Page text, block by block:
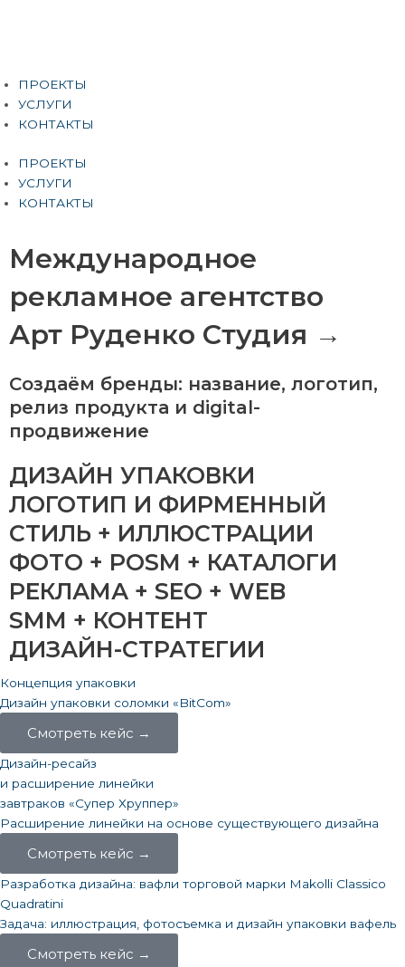
ПРОЕКТЫ
УСЛУГИ
КОНТАКТЫ
Меню
ПРОЕКТЫ
УСЛУГИ
КОНТАКТЫ
Международное
рекламное агентство
Арт Руденко Студия →
Создаём бренды: название, логотип,
релиз продукта и digital-
продвижение
ДИЗАЙН УПАКОВКИ
ЛОГОТИП И ФИРМЕННЫЙ
СТИЛЬ + ИЛЛЮСТРАЦИИ
ФОТО + POSM + КАТАЛОГИ
РЕКЛАМА + SEO + WEB
SMM + КОНТЕНТ
ДИЗАЙН-СТРАТЕГИИ
Концепция упаковки
Дизайн упаковки соломки «BitCom»
Смотреть кейс →
Дизайн-ресайз
и расширение линейки
завтраков «Супер Хруппер»
Расширение линейки на основе существующего дизайна
Смотреть кейс →
Разработка дизайна: вафли торговой марки Makolli Classico
Quadratini
Задача: иллюстрация, фотосъемка и дизайн упаковки вафель
Смотреть кейс →